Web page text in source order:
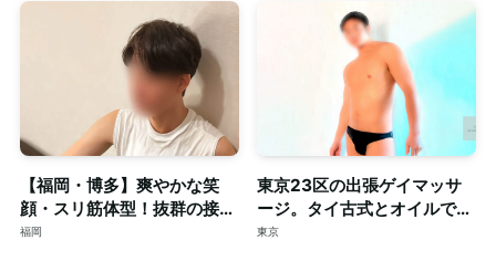
【福岡・博多】爽やかな笑
顔・スリ筋体型！抜群の接客
力も併せ持つイケメンセラピ
福岡
東京23区の出張ゲイマッサ
ージ。タイ古式とオイルで心
身を深く整える至福のリラク
東京